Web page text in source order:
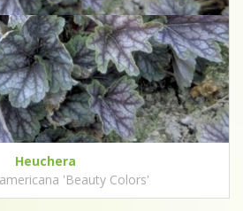
Heuchera
'Beauty Colors'